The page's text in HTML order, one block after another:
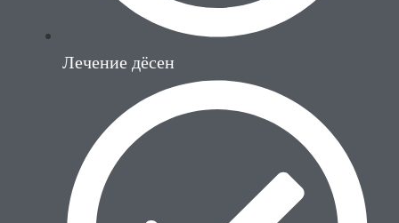
Лечение дёсен